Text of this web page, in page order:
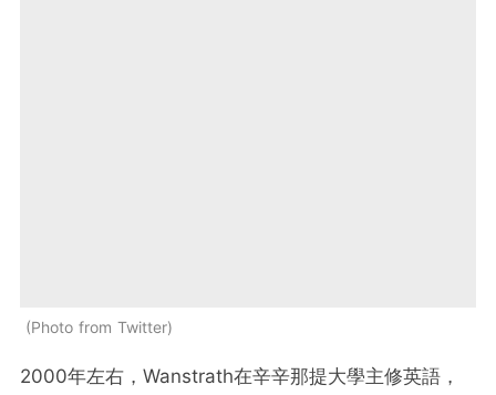
Photo from Twitter
2000年左右，Wanstrath在辛辛那提大學主修英語，